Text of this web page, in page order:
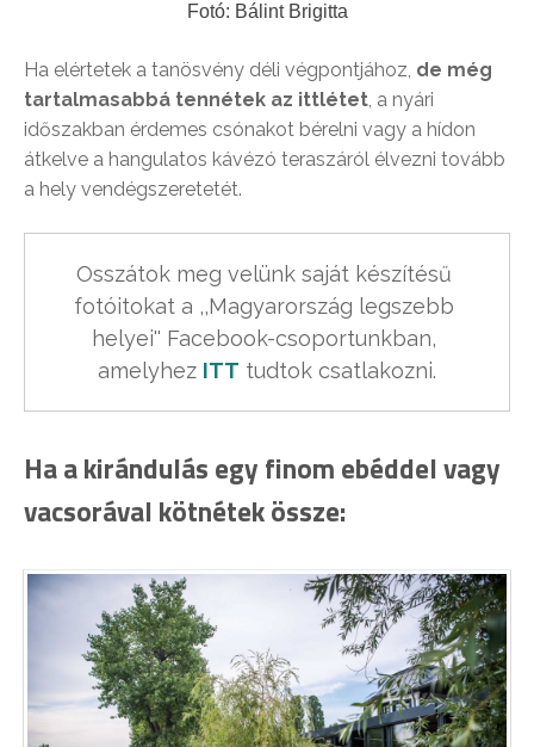
Fotó: Bálint Brigitta
Ha elértetek a tanösvény déli végpontjához, de még
tartalmasabbá tennétek az ittlétet, a nyári
időszakban érdemes csónakot bérelni vagy a hídon
átkelve a hangulatos kávézó teraszáról élvezni tovább
a hely vendégszeretetét.
Osszátok meg velünk saját készítésű
fotóitokat a ,,Magyarország legszebb
helyei'' Facebook-csoportunkban,
amelyhez ITT tudtok csatlakozni.
Ha a kirándulás egy finom ebéddel vagy
vacsorával kötnétek össze: